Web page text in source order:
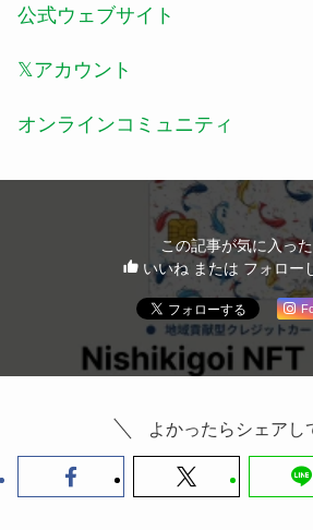
公式ウェブサイト
𝕏アカウント
オンラインコミュニティ
この記事が気に入っ
いいね または フォロー
よかったらシェアし